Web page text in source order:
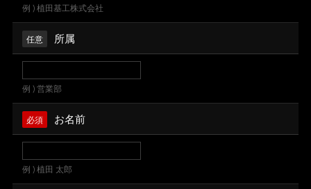
例 ) 植田基工株式会社
任意 所属
例 ) 営業部
必須 お名前
例 ) 植田 太郎